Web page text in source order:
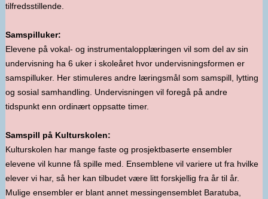
tilfredsstillende.
Samspilluker:
Elevene på vokal- og instrumentalopplæringen vil som del av sin
undervisning ha 6 uker i skoleåret hvor undervisningsformen er
samspilluker. Her stimuleres andre læringsmål som samspill, lytting
og sosial samhandling. Undervisningen vil foregå på andre
tidspunkt enn ordinært oppsatte timer.
Samspill på Kulturskolen:
Kulturskolen har mange faste og prosjektbaserte ensembler
elevene vil kunne få spille med. Ensemblene vil variere ut fra hvilke
elever vi har, så her kan tilbudet være litt forskjellig fra år til år.
Mulige ensembler er blant annet messingensemblet Baratuba,